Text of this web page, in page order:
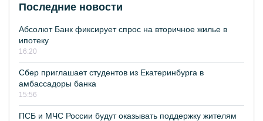
Последние новости
Абсолют Банк фиксирует спрос на вторичное жилье в
ипотеку
16:20
Сбер приглашает студентов из Екатеринбурга в
амбассадоры банка
15:56
ПСБ и МЧС России будут оказывать поддержку жителям